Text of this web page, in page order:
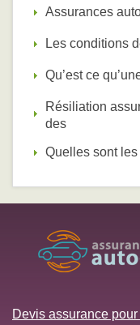
Assurances
Les conditions
Qu’est ce
Résiliation
des
Quelles sont
Devis assurance